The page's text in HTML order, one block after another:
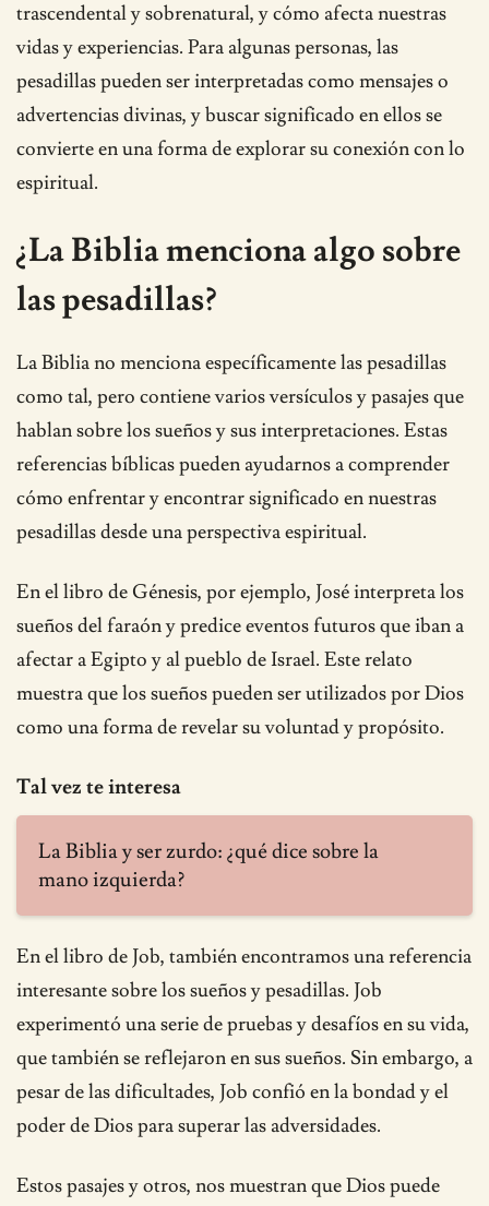
trascendental y sobrenatural, y cómo afecta nuestras
vidas y experiencias. Para algunas personas, las
pesadillas pueden ser interpretadas como mensajes o
advertencias divinas, y buscar significado en ellos se
convierte en una forma de explorar su conexión con lo
espiritual.
¿La Biblia menciona algo sobre
las pesadillas?
La Biblia no menciona específicamente las pesadillas
como tal, pero contiene varios versículos y pasajes que
hablan sobre los sueños y sus interpretaciones. Estas
referencias bíblicas pueden ayudarnos a comprender
cómo enfrentar y encontrar significado en nuestras
pesadillas desde una perspectiva espiritual.
En el libro de Génesis, por ejemplo, José interpreta los
sueños del faraón y predice eventos futuros que iban a
afectar a Egipto y al pueblo de Israel. Este relato
muestra que los sueños pueden ser utilizados por Dios
como una forma de revelar su voluntad y propósito.
Tal vez te interesa
La Biblia y ser zurdo: ¿qué dice sobre la
mano izquierda?
En el libro de Job, también encontramos una referencia
interesante sobre los sueños y pesadillas. Job
experimentó una serie de pruebas y desafíos en su vida,
que también se reflejaron en sus sueños. Sin embargo, a
pesar de las dificultades, Job confió en la bondad y el
poder de Dios para superar las adversidades.
Estos pasajes y otros, nos muestran que Dios puede